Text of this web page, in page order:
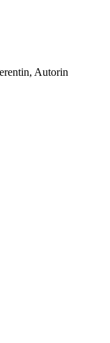
Autorin